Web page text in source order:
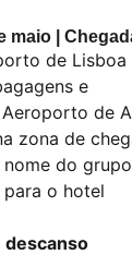
maio |
de Lisboa
e
de
zona de
do grupo
o hotel
descanso